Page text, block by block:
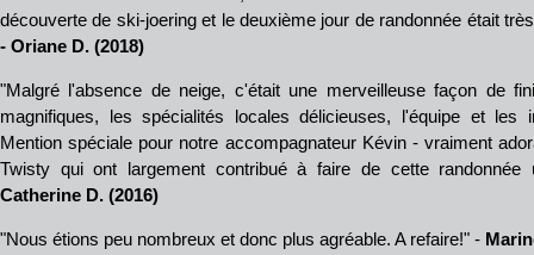
découverte de ski-joering et le deuxième jour de randonnée était
- Oriane D. (2018)
"Malgré l'absence de neige, c'était une merveilleuse façon de
magnifiques, les spécialités locales délicieuses, l'équipe et les
Mention spéciale pour notre accompagnateur Kévin - vraiment
Twisty qui ont largement contribué à faire de cette randonnée
Catherine D. (2016)
"Nous étions peu nombreux et donc plus agréable. A refaire!" -